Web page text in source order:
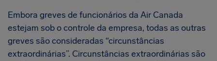
Embora greves de funcionários da Air Canada
estejam sob o controle da empresa, todas as outras
greves são consideradas “circunstâncias
extraordinárias”. Circunstâncias extraordinárias são